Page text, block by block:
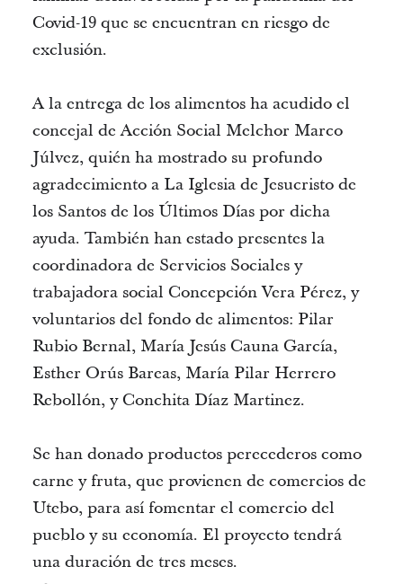
Covid-19 que se encuentran en riesgo de
exclusión.
A la entrega de los alimentos ha acudido el
concejal de Acción Social Melchor Marco
Júlvez, quién ha mostrado su profundo
agradecimiento a La Iglesia de Jesucristo de
los Santos de los Últimos Días por dicha
ayuda. También han estado presentes la
coordinadora de Servicios Sociales y
trabajadora social Concepción Vera Pérez, y
voluntarios del fondo de alimentos: Pilar
Rubio Bernal, María Jesús Cauna García,
Esther Orús Bareas, María Pilar Herrero
Rebollón, y Conchita Díaz Martinez.
Se han donado productos perecederos como
carne y fruta, que provienen de comercios de
Utebo, para así fomentar el comercio del
pueblo y su economía. El proyecto tendrá
una duración de tres meses.